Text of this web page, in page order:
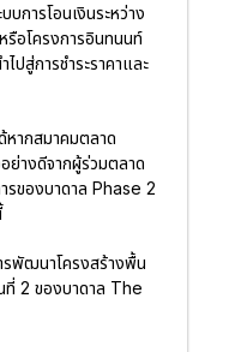
บการโอนเงินระหว่าง
รือโครงการอินทนนท์
ปสู่การชำระราคาและ
หากสมาคมตลาด
ย่างดีจากผู้ร่วมตลาด
รของบาดาล Phase 2
รพัฒนาโครงสร้างพื้น
ที่ 2 ของบาดาล The